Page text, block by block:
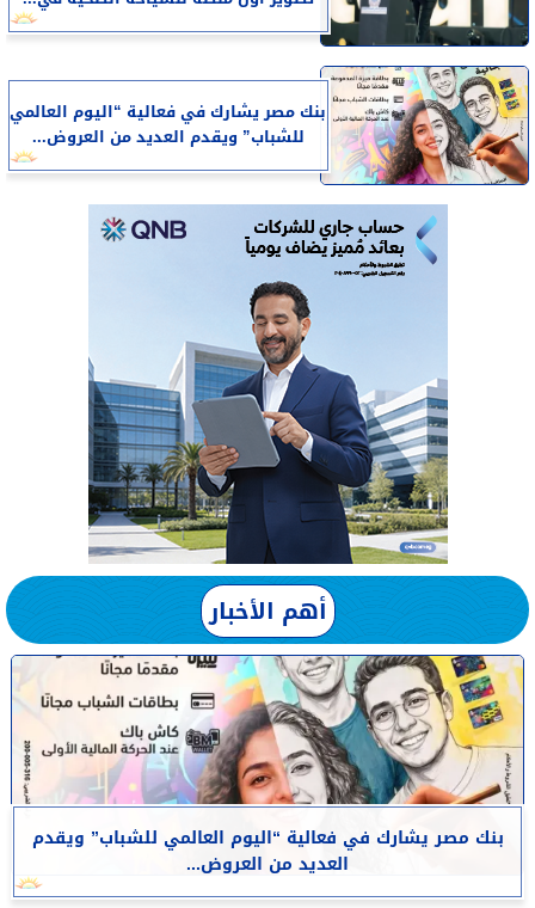
بنك مصر يشارك في فعالية “اليوم العالمي
للشباب” ويقدم العديد من العروض...
أهم الأخبار
بنك مصر يشارك في فعالية “اليوم العالمي للشباب” ويقدم
العديد من العروض...